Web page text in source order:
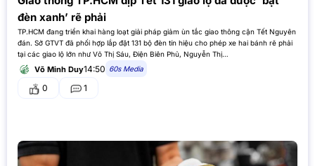
đèn xanh’ rẽ phải
TP.HCM đang triển khai hàng loạt giải pháp giảm ùn tắc giao thông cận Tết Nguyên
đán. Sở GTVT đã phối hợp lắp đặt 131 bộ đèn tín hiệu cho phép xe hai bánh rẽ phải
tại các giao lộ lớn như Võ Thị Sáu, Điện Biên Phủ, Nguyễn Thị…
Võ Minh Duy14:50 60s Media
0 1